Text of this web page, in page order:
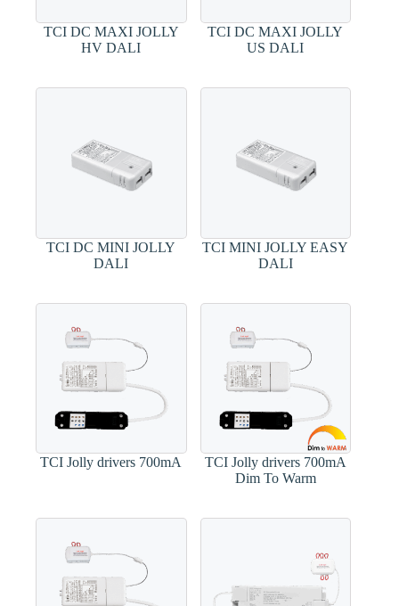
TCI DC MAXI JOLLY
HV DALI
TCI DC MAXI JOLLY
US DALI
TCI DC MINI JOLLY
DALI
TCI MINI JOLLY EASY
DALI
TCI Jolly drivers 700mA
TCI Jolly drivers 700mA
Dim To Warm